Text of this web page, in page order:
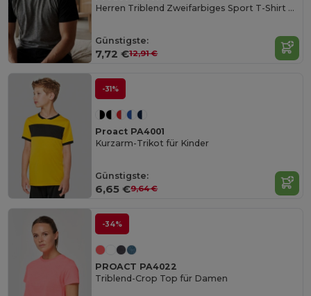
Herren Triblend Zweifarbiges Sport T-Shirt Kurzarm
Günstigste:
7,72 €12,91 €
-31%
Proact PA4001
Kurzarm-Trikot für Kinder
Günstigste:
6,65 €9,64 €
-34%
PROACT PA4022
Triblend-Crop Top für Damen